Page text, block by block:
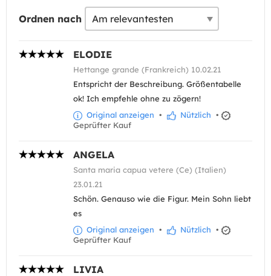
Ordnen nach
ELODIE
Hettange grande (Frankreich) 10.02.21
Entspricht der Beschreibung. Größentabelle
ok! Ich empfehle ohne zu zögern!
Original anzeigen • Nützlich •
Geprüfter Kauf
ANGELA
Santa maria capua vetere (Ce) (Italien)
23.01.21
Schön. Genauso wie die Figur. Mein Sohn liebt
es
Original anzeigen • Nützlich •
Geprüfter Kauf
LIVIA